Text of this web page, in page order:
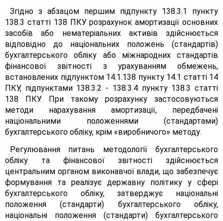
Згідно з абзацом першим підпункту 138.3.1 пункту
138.3 статті 138 ПКУ розрахунок амортизації основних
засобів або нематеріальних активів здійснюється
відповідно до національних положень (стандартів)
бухгалтерського обліку або міжнародних стандартів
фінансової звітності з урахуванням обмежень,
встановлених підпунктом 14.1.138 пункту 14.1 статті 14
ПКУ, підпунктами 138.3.2 - 138.3.4 пункту 138.3 статті
138 ПКУ. При такому розрахунку застосовуються
методи нарахування амортизації, передбачені
національними положеннями (стандартами)
бухгалтерського обліку, крім «виробничого» методу.
Регулювання питань методології бухгалтерського
обліку та фінансової звітності здійснюється
центральним органом виконавчої влади, що забезпечує
формування та реалізує державну політику у сфері
бухгалтерського обліку, затверджує національні
положення (стандарти) бухгалтерського обліку,
національні положення (стандарти) бухгалтерського